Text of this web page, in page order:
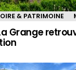
& PATRIMOINE
Grange